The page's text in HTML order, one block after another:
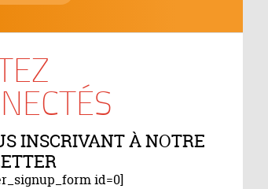
INSCRIVANT À NOTRE
id=0]